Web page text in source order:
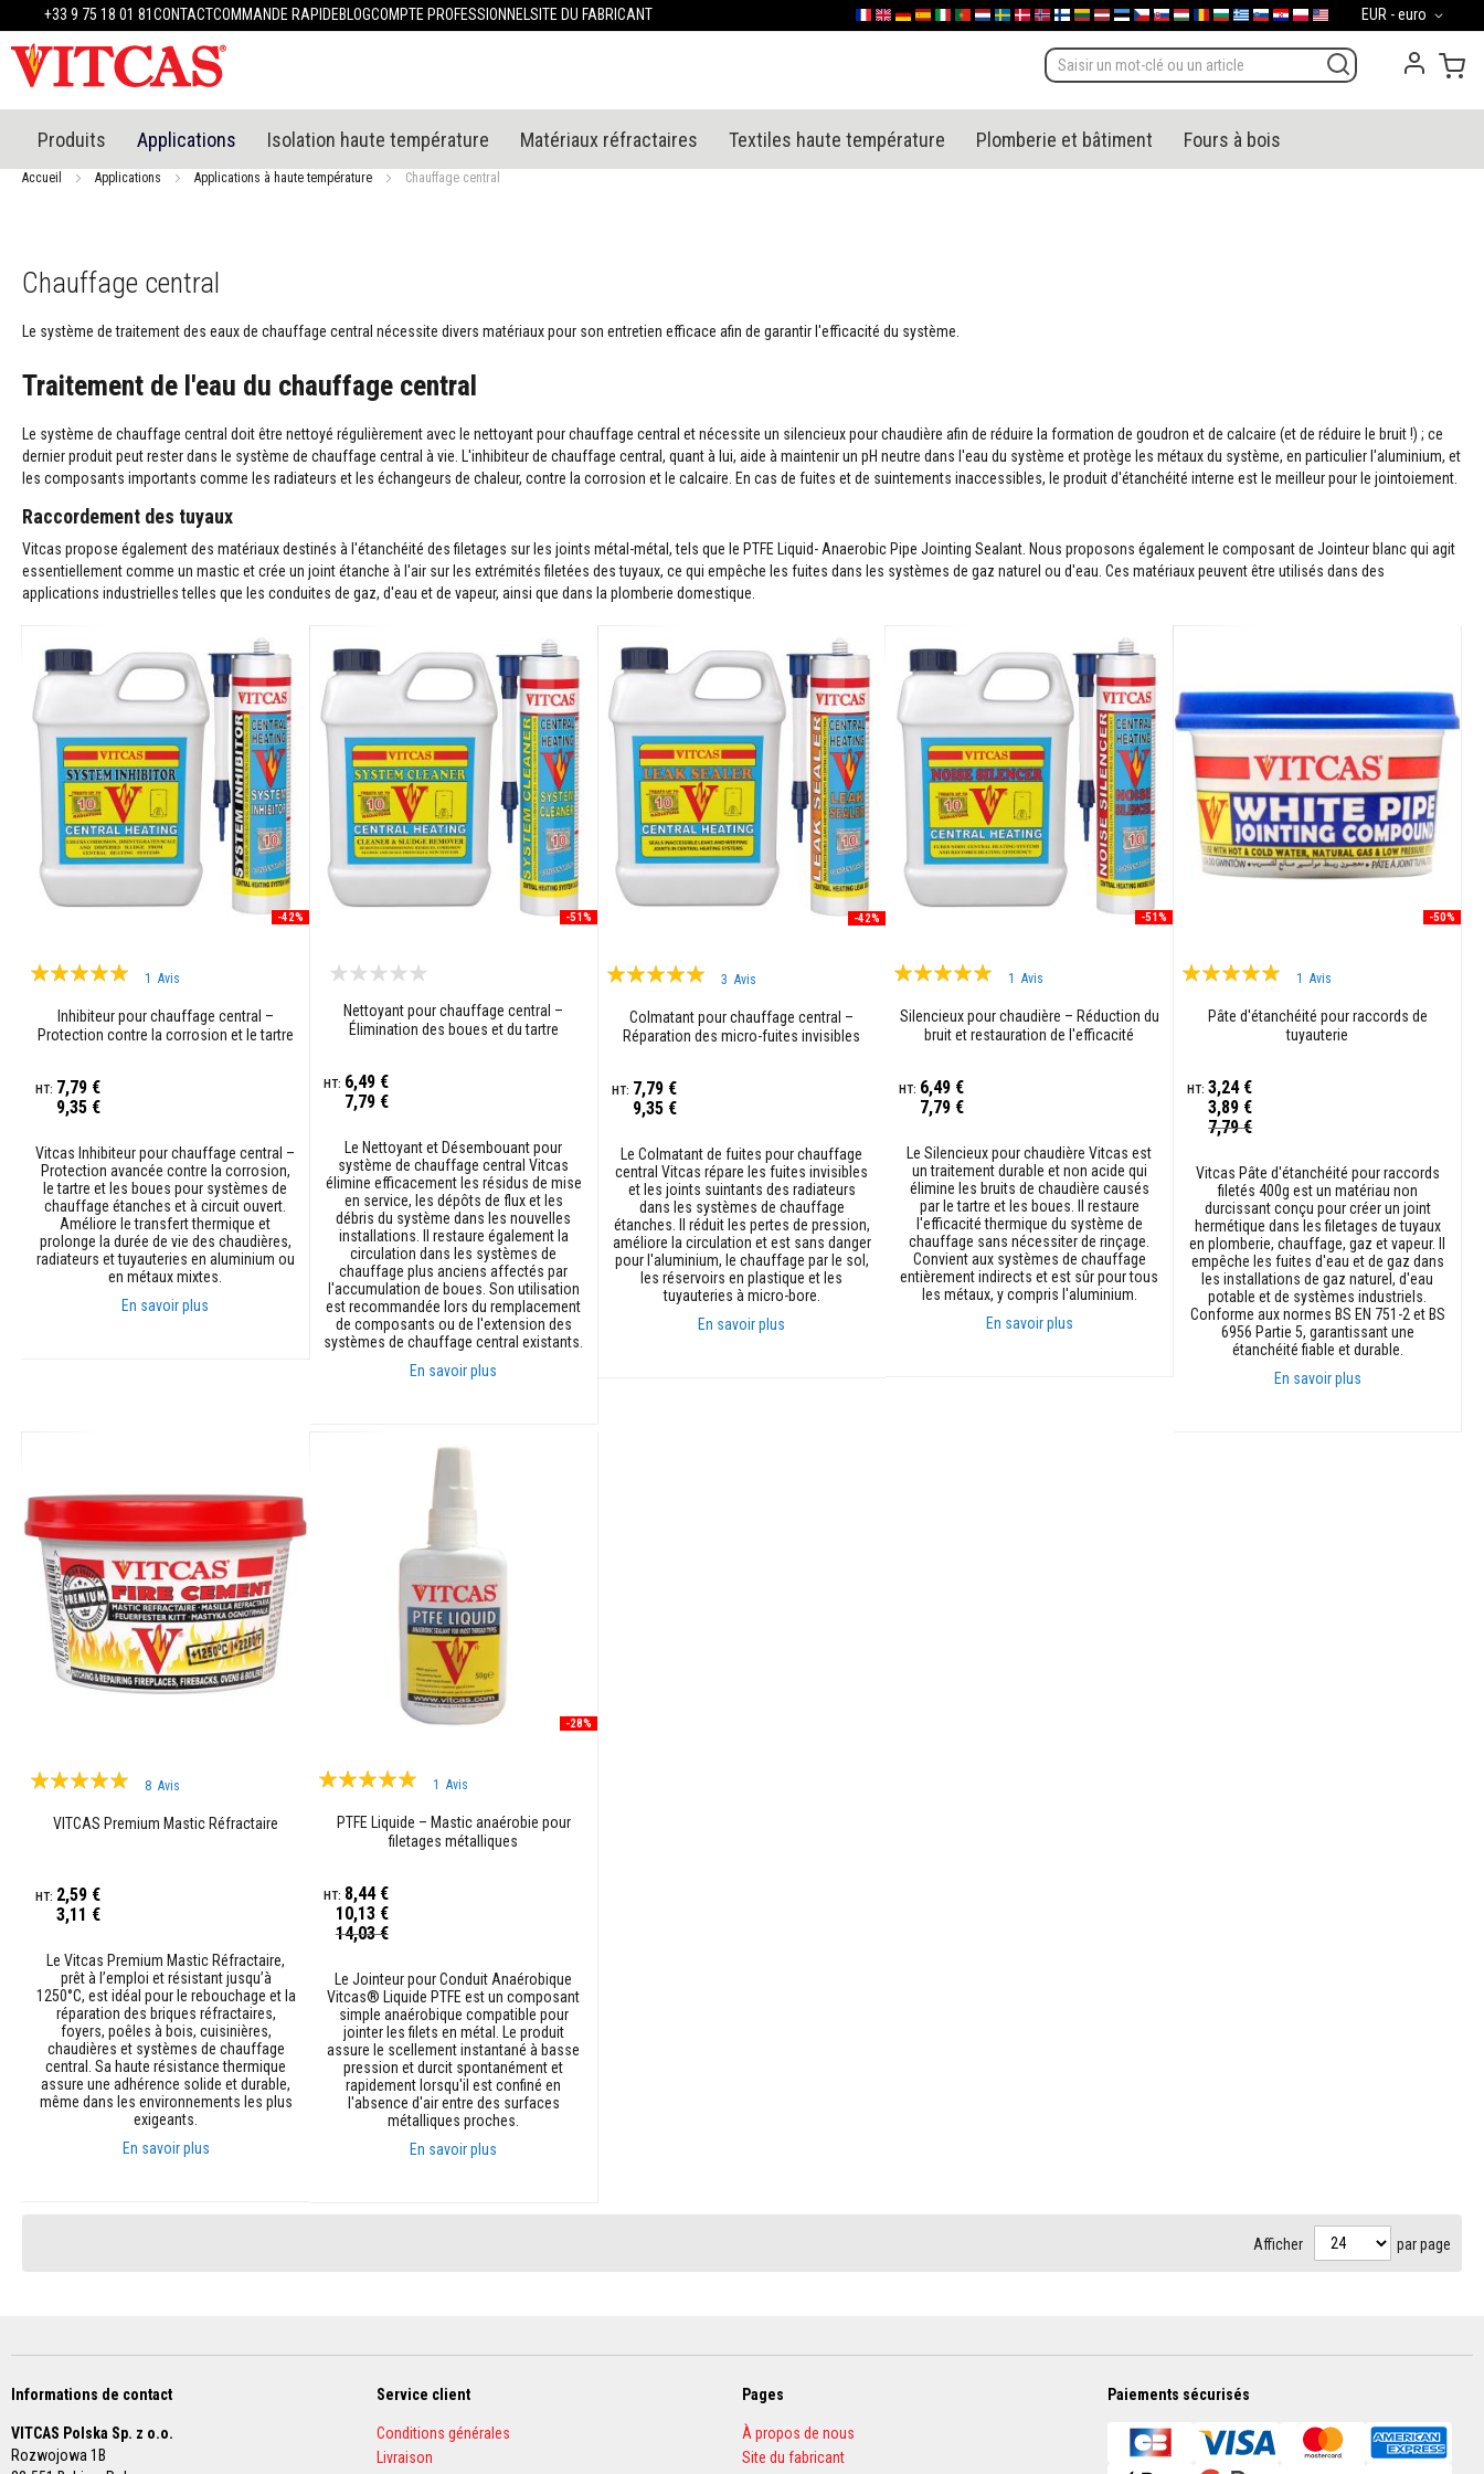
+33 9 75 18 01 81CONTACTCOMMANDE RAPIDEBLOGCOMPTE PROFESSIONNELSITE DU FABRICANTAllez
au
Devise
EUR - euro
Français
English (UK)
Deutschland
España
ItaliaPortugal
Nederland
Sverige
Danmark
NorgeSuomiLietuva
LatvijaEestiČeskoSlovensko
Magyarország
România
България
Ελλάδα
Slovenija
Hrvatska
PolskaEnglish (US)
Produits
Matériaux
réfractaires
Mastics
Enduit
plâtre
Mortiers
Mastics
scellants
résistants
chaleur
Colle
carrelage
Nettoyants
cheminées
Peintures
réfractaires
Matériaux
chaleur
Adhésifs
résistants
chaleur
Réfractaires
zircon
réfractaires
modelables
Mastics
réparation
résistants
Briques
Briques
réfractaires
remplacement
Briques
réfractaires
décoratives
Briques
réfractaires
Vestes
thermique
Produits Applications Isolation haute température Matériaux réfractaires Textiles haute température Plomberie et bâtiment Fours à bois
Accueil Applications Applications à haute température Chauffage central
Chauffage central
Le système de traitement des eaux de chauffage central nécessite divers matériaux pour son entretien efficace afin de garantir l'efficacité du système.
Traitement de l'eau du chauffage central
Le système de chauffage central doit être nettoyé régulièrement avec le nettoyant pour chauffage central et nécessite un silencieux pour chaudière afin de réduire la formation de goudron et de calcaire (et de réduire le bruit !) ; ce
dernier produit peut rester dans le système de chauffage central à vie. L'inhibiteur de chauffage central, quant à lui, aide à maintenir un pH neutre dans l'eau du système et protège les métaux du système, en particulier l'aluminium, et
les composants importants comme les radiateurs et les échangeurs de chaleur, contre la corrosion et le calcaire. En cas de fuites et de suintements inaccessibles, le produit d'étanchéité interne est le meilleur pour le jointoiement.
Raccordement des tuyaux
Vitcas propose également des matériaux destinés à l'étanchéité des filetages sur les joints métal-métal, tels que le PTFE Liquid- Anaerobic Pipe Jointing Sealant. Nous proposons également le composant de Jointeur blanc qui agit
essentiellement comme un mastic et crée un joint étanche à l'air sur les extrémités filetées des tuyaux, ce qui empêche les fuites dans les systèmes de gaz naturel ou d'eau. Ces matériaux peuvent être utilisés dans des
applications industrielles telles que les conduites de gaz, d'eau et de vapeur, ainsi que dans la plomberie domestique.
-42%
Évaluation:
1 Avis
Inhibiteur pour chauffage central –
Protection contre la corrosion et le tartre
9,35 €
7,79 €
Vitcas Inhibiteur pour chauffage central –
Protection avancée contre la corrosion,
le tartre et les boues pour systèmes de
chauffage étanches et à circuit ouvert.
Améliore le transfert thermique et
prolonge la durée de vie des chaudières,
radiateurs et tuyauteries en aluminium ou
en métaux mixtes.
En savoir plus
-51%
Nettoyant pour chauffage central –
Élimination des boues et du tartre
7,79 €
6,49 €
Le Nettoyant et Désembouant pour
système de chauffage central Vitcas
élimine efficacement les résidus de mise
en service, les dépôts de flux et les
débris du système dans les nouvelles
installations. Il restaure également la
circulation dans les systèmes de
chauffage plus anciens affectés par
l'accumulation de boues. Son utilisation
est recommandée lors du remplacement
de composants ou de l'extension des
systèmes de chauffage central existants.
En savoir plus
-42%
Évaluation:
3 Avis
Colmatant pour chauffage central –
Réparation des micro-fuites invisibles
9,35 €
7,79 €
Le Colmatant de fuites pour chauffage
central Vitcas répare les fuites invisibles
et les joints suintants des radiateurs
dans les systèmes de chauffage
étanches. Il réduit les pertes de pression,
améliore la circulation et est sans danger
pour l'aluminium, le chauffage par le sol,
les réservoirs en plastique et les
tuyauteries à micro-bore.
En savoir plus
-51%
Évaluation:
1Avis
Silencieux pour chaudière – Réduction du
bruit et restauration de l'efficacité
7,79 €
6,49 €
Le Silencieux pour chaudière Vitcas est
un traitement durable et non acide qui
élimine les bruits de chaudière causés
par le tartre et les boues. Il restaure
l'efficacité thermique du système de
chauffage sans nécessiter de rinçage.
Convient aux systèmes de chauffage
entièrement indirects et est sûr pour tous
les métaux, y compris l'aluminium.
En savoir plus
-50%
Évaluation:
1Avis
Pâte d'étanchéité pour raccords de
tuyauterie
Spécial
3,89 €
3,24 €
7,79 €
Vitcas Pâte d'étanchéité pour raccords
filetés 400g est un matériau non
durcissant conçu pour créer un joint
hermétique dans les filetages de tuyaux
en plomberie, chauffage, gaz et vapeur. Il
empêche les fuites d'eau et de gaz dans
les installations de gaz naturel, d'eau
potable et de systèmes industriels.
Conforme aux normes BS EN 751-2 et BS
6956 Partie 5, garantissant une
étanchéité fiable et durable.
En savoir plus
Évaluation:
8 Avis
VITCAS Premium Mastic Réfractaire
3,11 €
2,59 €
Le Vitcas Premium Mastic Réfractaire,
prêt à l’emploi et résistant jusqu’à
1250°C, est idéal pour le rebouchage et la
réparation des briques réfractaires,
foyers, poêles à bois, cuisinières,
chaudières et systèmes de chauffage
central. Sa haute résistance thermique
assure une adhérence solide et durable,
même dans les environnements les plus
exigeants.
En savoir plus
-28%
Évaluation:
1 Avis
PTFE Liquide – Mastic anaérobie pour
filetages métalliques
Prix
Spécial
10,13 €
8,44 €
14,03 €
Le Jointeur pour Conduit Anaérobique
Vitcas® Liquide PTFE est un composant
simple anaérobique compatible pour
jointer les filets en métal. Le produit
assure le scellement instantané à basse
pression et durcit spontanément et
rapidement lorsqu'il est confiné en
l'absence d'air entre des surfaces
métalliques proches.
En savoir plus
Afficher par page
Informations de contact
VITCAS Polska Sp. z o.o.
Rozwojowa 1B
Service client
Conditions générales
Livraison
Pages
À propos de nous
Site du fabricant
Paiements sécurisés